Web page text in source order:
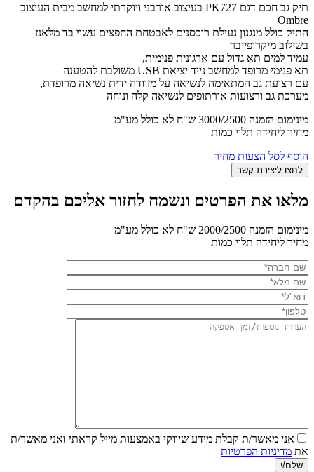
תיק גב חכם דגם PK727 בעיצוב אורבני ויוקרתי למחשב מבית העיצוב
Ombre
התיק כולל מנגנון נעילת רוכסנים לאבטחת החפצים עשוי בד מלאנז'
בשילוב מיקרופייבר
עמיד למים תא גדול עם ארגונית פנימית,
תא פנימי מרופד למחשב נייד יציאת USB משולבת להטענה
עם רצועת גב המתאימה לנשיאה על מזוודה ידית נשיאה מרופדת,
מערכת גב ורצועות אורתופים לנשיאה קלה ונוחה
מינימום הזמנה 3000/2500 ש"ח לא כולל מע"מ
מחיר ליחידה תלוי כמות
הוסף לסל הצעות מחיר
מלאו את הפרטים ונשמח לחזור אליכם בהקדם
מינימום הזמנה 2000/2500 ש"ח לא כולל מע"מ
מחיר ליחידה תלוי כמות
אני מאשר/ת קבלת מידע שיווקי באמצעות מייל קראתי ואני מאשר/ת
את מדיניות הפרטיות